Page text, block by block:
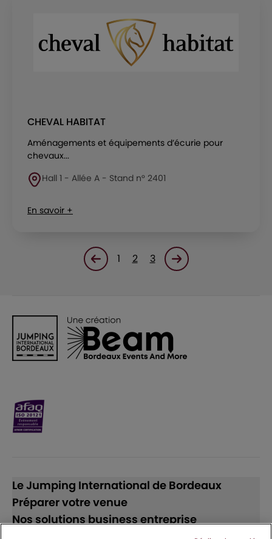
CHEVAL HABITAT
Aménagements et équipements d’écurie pour
chevaux...
Hall 1 - Allée A - Stand n° 2401
En savoir +
Page précédente
1 2 3 Page suivante<
Le Jumping International de Bordeaux
Préparer votre venue
Nos solutions business entreprise